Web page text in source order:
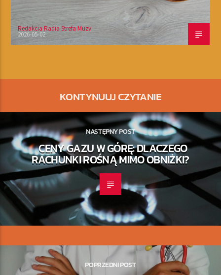
Redakcja Radia Strefa Muzy
2026-05-02
KONTYNUUJ CZYTANIE
NASTĘPNY POST
CENY GAZU W GÓRĘ: DLACZEGO
RACHUNKI ROŚNĄ MIMO OBNIŻKI?
POPRZEDNI POST